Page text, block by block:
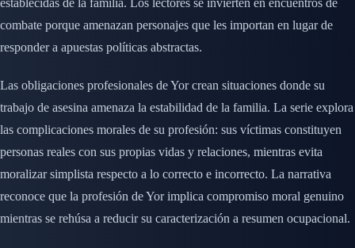
establecidas de la familia. Los lectores se invierten en encuentros de
combate porque amenazan personajes que les importan en lugar de
responder a apuestas políticas abstractas.
Las obligaciones profesionales de Yor crean situaciones donde su
trabajo de asesina amenaza la estabilidad de la familia. La serie explora
las complicaciones morales de su profesión: sus víctimas constituyen
personas reales con sus propias vidas y relaciones, mientras evita
moralizar simplista respecto a lo correcto e incorrecto. La narrativa
reconoce que la profesión de Yor implica compromiso moral genuino
mientras se rehúsa a reducir su caracterización a resumen ocupacional.